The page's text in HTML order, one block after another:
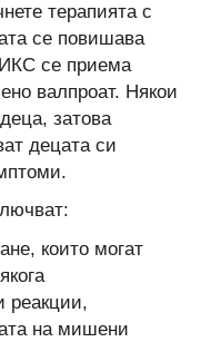
терапията с
се повишава
се приема
валпроат. Някои
затова
децата си
които могат
реакции,
на мишени